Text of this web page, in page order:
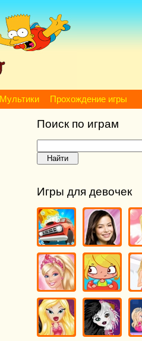
Мультики Прохождение игры
Поиск по играм
Игры для девочек